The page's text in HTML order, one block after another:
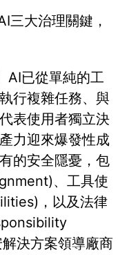
三大治理關鍵，
AI已從單純的工
行複雜任務、與
表使用者獨立決
力迎來爆發性成
的安全隱憂，包
、工具使
，以及法律
決方案領導廠商